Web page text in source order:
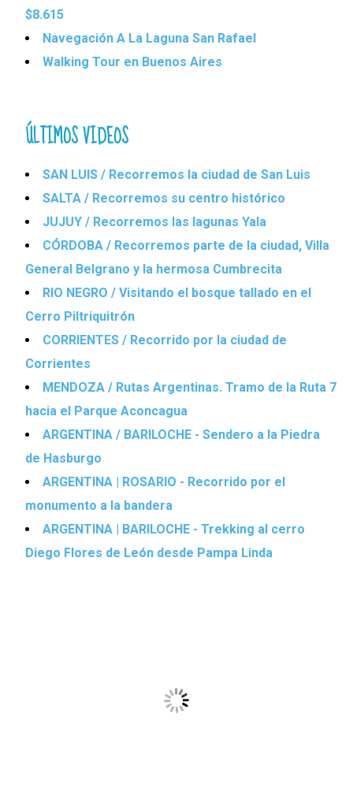
$8.615
Navegación A La Laguna San Rafael
Walking Tour en Buenos Aires
ÚLTIMOS VIDEOS
SAN LUIS / Recorremos la ciudad de San Luis
SALTA / Recorremos su centro histórico
JUJUY / Recorremos las lagunas Yala
CÓRDOBA / Recorremos parte de la ciudad, Villa
General Belgrano y la hermosa Cumbrecita
RIO NEGRO / Visitando el bosque tallado en el
Cerro Piltriquitrón
CORRIENTES / Recorrido por la ciudad de
Corrientes
MENDOZA / Rutas Argentinas. Tramo de la Ruta 7
hacia el Parque Aconcagua
ARGENTINA / BARILOCHE - Sendero a la Piedra
de Hasburgo
ARGENTINA | ROSARIO - Recorrido por el
monumento a la bandera
ARGENTINA | BARILOCHE - Trekking al cerro
Diego Flores de León desde Pampa Linda